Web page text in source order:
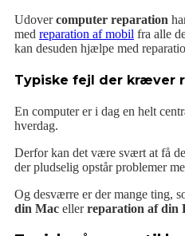
Udovercomputer reparation
med reparation af mobil fra alle
kan desuden hjælpe med
Typiske fejl der kræver
En computer er i dag en helt
hverdag.
Derfor kan det være svært at få
der pludselig opstår problemer
Og desværre er der mange ting,
din Mac ellerreparation af din